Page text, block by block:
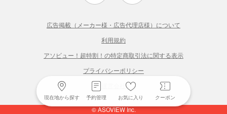
広告掲載（メーカー様・広告代理店様）について
利用規約
アソビュー！超特割！の特定商取引法に関する表示
プライバシーポリシー
© ASOVIEW Inc.
現在地から探す 予約管理 お気に入り クーポン